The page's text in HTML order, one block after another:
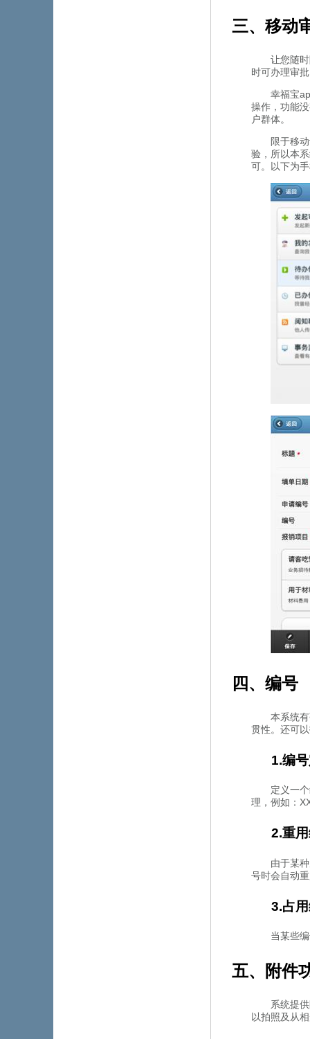
三、移
让您随时
时可办理审批
幸福宝
操作，功能
户群体。
限于移
验，所以
可。以下
四、编号
本系统有
贯性。还
1.编
定义一个
理，例如
2.重
由于某种
号时会自动重
3.占
当某些编
五、附
系统提供
以拍照及从相